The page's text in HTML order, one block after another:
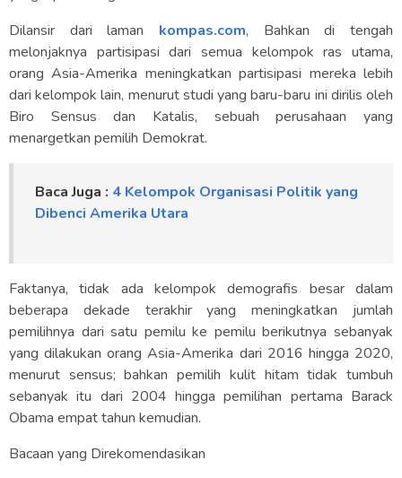
Dilansir dari laman kompas.com, Bahkan di tengah
melonjaknya partisipasi dari semua kelompok ras utama,
orang Asia-Amerika meningkatkan partisipasi mereka lebih
dari kelompok lain, menurut studi yang baru-baru ini dirilis oleh
Biro Sensus dan Katalis, sebuah perusahaan yang
menargetkan pemilih Demokrat.
Baca Juga : 4 Kelompok Organisasi Politik yang
Dibenci Amerika Utara
Faktanya, tidak ada kelompok demografis besar dalam
beberapa dekade terakhir yang meningkatkan jumlah
pemilihnya dari satu pemilu ke pemilu berikutnya sebanyak
yang dilakukan orang Asia-Amerika dari 2016 hingga 2020,
menurut sensus; bahkan pemilih kulit hitam tidak tumbuh
sebanyak itu dari 2004 hingga pemilihan pertama Barack
Obama empat tahun kemudian.
Bacaan yang Direkomendasikan